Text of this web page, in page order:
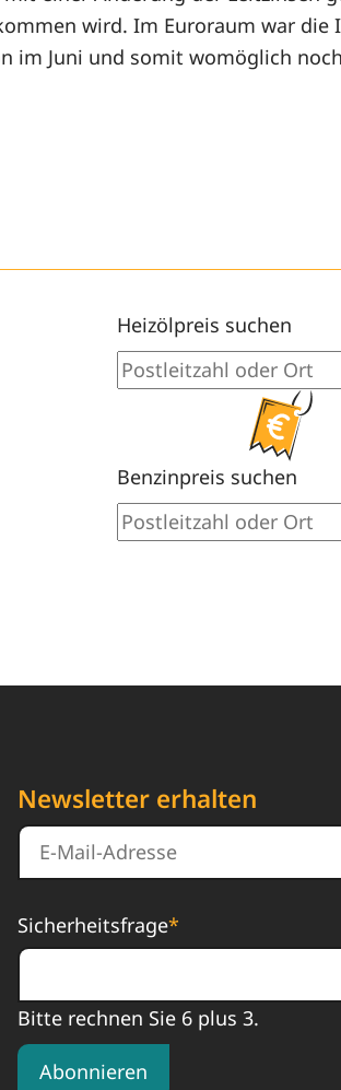
wird. Im Euroraum war die
im Juni und somit womöglich
Heizölpreis suchen
Benzinpreis suchen
Newsletter erhalten
Sicherheitsfrage*
Bitte rechnen Sie 6 plus 3.
Abonnieren